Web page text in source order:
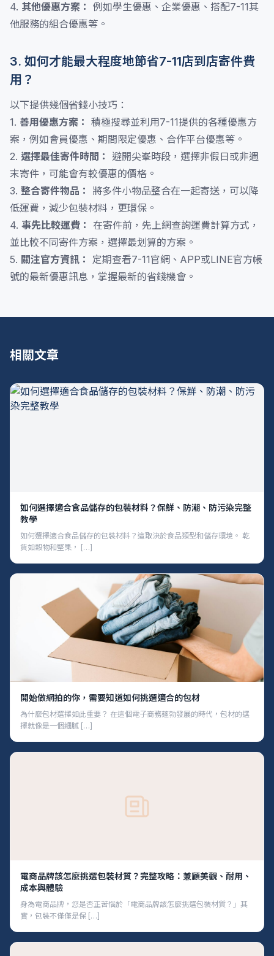
4. 其他優惠方案： 例如學生優惠、企業優惠、搭配7-11其
他服務的組合優惠等。
3. 如何才能最大程度地節省7-11店到店寄件費
用？
以下提供幾個省錢小技巧：
1. 善用優惠方案： 積極搜尋並利用7-11提供的各種優惠方
案，例如會員優惠、期間限定優惠、合作平台優惠等。
2. 選擇最佳寄件時間：
避開尖峯時段，選擇非假日或非週
末寄件，可能會有較優惠的價格。
3. 整合寄件物品：
將多件小物品整合在一起寄送，可以降
低運費，減少包裝材料，更環保。
4. 事先比較運費： 在寄件前，先上網查詢運費計算方式，
並比較不同寄件方案，選擇最划算的方案。
5. 關注官方資訊：
定期查看7-11官網、APP或LINE官方帳
號的最新優惠訊息，掌握最新的省錢機會。
相關文章
如何選擇適合食品儲存的包裝材料？保鮮、防潮、防污染完整
教學
如何選擇適合食品儲存的包裝材料？這取決於食品類型和儲存環境。 乾
貨如穀物和堅果， […]
開始做網拍的你，需要知道如何挑選適合的包材
為什麼包材選擇如此重要？ 在這個電子商務蓬勃發展的時代，包材的選
擇就像是一個細膩 […]
電商品牌該怎麼挑選包裝材質？完整攻略：兼顧美觀、耐用、
成本與體驗
身為電商品牌，您是否正苦惱於「電商品牌該怎麼挑選包裝材質？」其
實，包裝不僅僅是保 […]